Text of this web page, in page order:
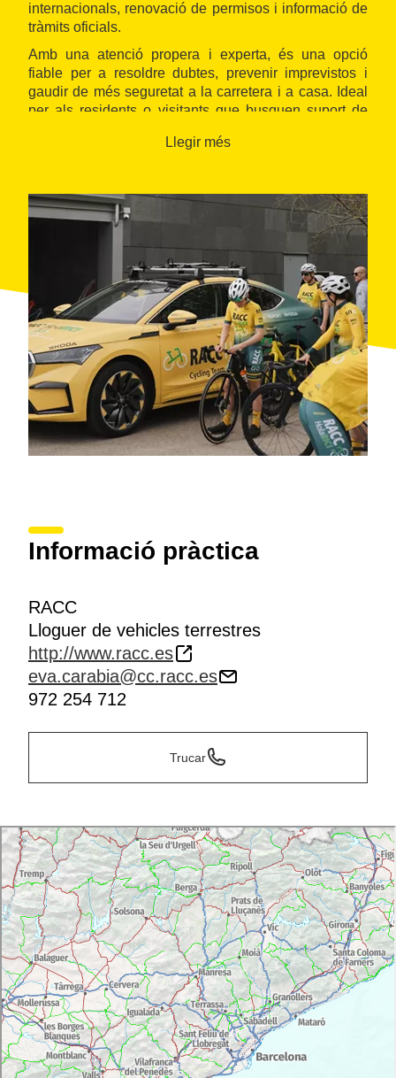
internacionals, renovació de permisos i informació de
tràmits oficials.
Amb una atenció propera i experta, és una opció
fiable per a resoldre dubtes, prevenir imprevistos i
gaudir de més seguretat a la carretera i a casa. Ideal
per als residents o visitants que busquen suport de
Llegir més
Informació pràctica
RACC
Lloguer de vehicles terrestres
http://www.racc.es
eva.carabia@cc.racc.es
972 254 712
Trucar